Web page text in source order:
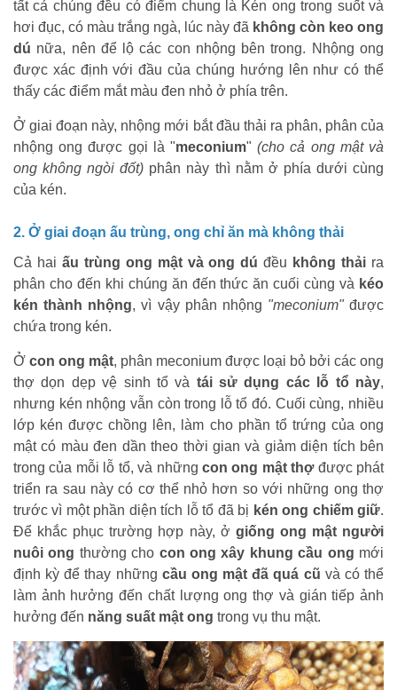
tất cả chúng đều có điểm chung là Kén ong trong suốt và
hơi đục, có màu trắng ngà, lúc này đã không còn keo ong
dú nữa, nên để lộ các con nhộng bên trong. Nhộng ong
được xác định với đầu của chúng hướng lên như có thể
thấy các điểm mắt màu đen nhỏ ở phía trên.
Ở giai đoạn này, nhộng mới bắt đầu thải ra phân, phân của
nhộng ong được gọi là "meconium"(cho cả ong mật và
ong không ngòi đốt) phân này thì nằm ở phía dưới cùng
của kén.
2. Ở giai đoạn ấu trùng, ong chỉ ăn mà không thải
Cả hai ấu trùng ong mật và ong dúđều không thải ra
phân cho đến khi chúng ăn đến thức ăn cuối cùng và kéo
kén thành nhộng, vì vậy phân nhộng "meconium"được
chứa trong kén.
Ở con ong mật, phân meconium được loại bỏ bởi các ong
thợ dọn dẹp vệ sinh tổ và tái sử dụng các lỗ tổ này,
nhưng kén nhộng vẫn còn trong lỗ tổ đó. Cuối cùng, nhiều
lớp kén được chồng lên, làm cho phần tổ trứng của ong
mật có màu đen dần theo thời gian và giảm diện tích bên
trong của mỗi lỗ tổ, và những con ong mật thợđược phát
triển ra sau này có cơ thể nhỏ hơn so với những ong thợ
trước vì một phần diện tích lỗ tổ đã bị kén ong chiếm giữ.
Để khắc phục trường hợp này, ở giống ong mật người
nuôi ong thường cho con ong xây khung cầu ong mới
định kỳ để thay những cầu ong mật đã quá cũ và có thể
làm ảnh hưởng đến chất lượng ong thợ và gián tiếp ảnh
hưởng đến năng suất mật ong trong vụ thu mật.